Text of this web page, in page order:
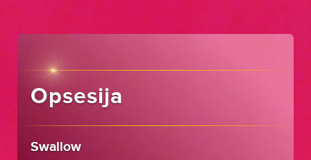
Opsesija
Swallow